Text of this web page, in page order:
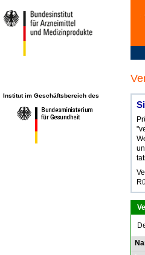
Institut im Geschäftsbereich des